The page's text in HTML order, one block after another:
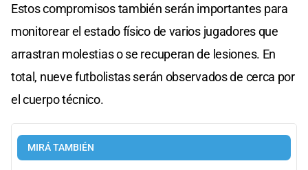
Estos compromisos también serán importantes para
monitorear el estado físico de varios jugadores que
arrastran molestias o se recuperan de lesiones. En
total, nueve futbolistas serán observados de cerca por
el cuerpo técnico.
MIRÁ TAMBIÉN